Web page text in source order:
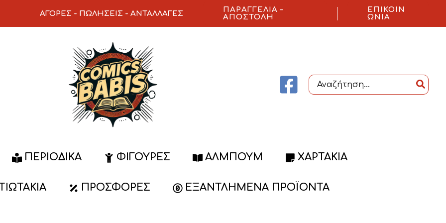
ΑΓΟΡΕΣ - ΠΩΛΗΣΕΙΣ - ΑΝΤΑΛΛΑΓΕΣ
ΠΑΡΑΓΓΕΛΊΑ –
ΑΠΟΣΤΟΛΉ
ΕΠΙΚΟΙΝ
ΩΝΊΑ
Search
for:
ΠΕΡΙΟΔΙΚΆ ΦΙΓΟΎΡΕΣ ΆΛΜΠΟΥΜ ΧΑΡΤΆΚΙΑ
ΠΡΟΣΦΟΡΈΣ ΕΞΑΝΤΛΗΜΈΝΑ ΠΡΟΪΌΝΤΑ